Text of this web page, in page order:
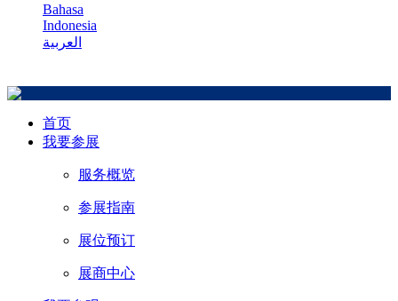
Bahasa
Indonesia
العربية
首页
我要参展
服务概览
参展指南
展位预订
展商中心